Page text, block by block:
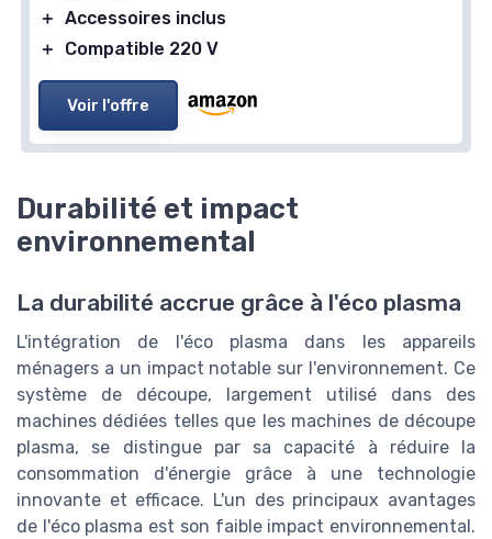
＋ Accessoires inclus
＋
Compatible 220 V
Voir l'offre
Durabilité et impact
environnemental
La durabilité accrue grâce à l'éco plasma
L'intégration de l'éco plasma dans les appareils
ménagers a un impact notable sur l'environnement. Ce
système de découpe, largement utilisé dans des
machines dédiées telles que les machines de découpe
plasma, se distingue par sa capacité à réduire la
consommation d'énergie grâce à une technologie
innovante et efficace. L'un des principaux avantages
de l'éco plasma est son faible impact environnemental.